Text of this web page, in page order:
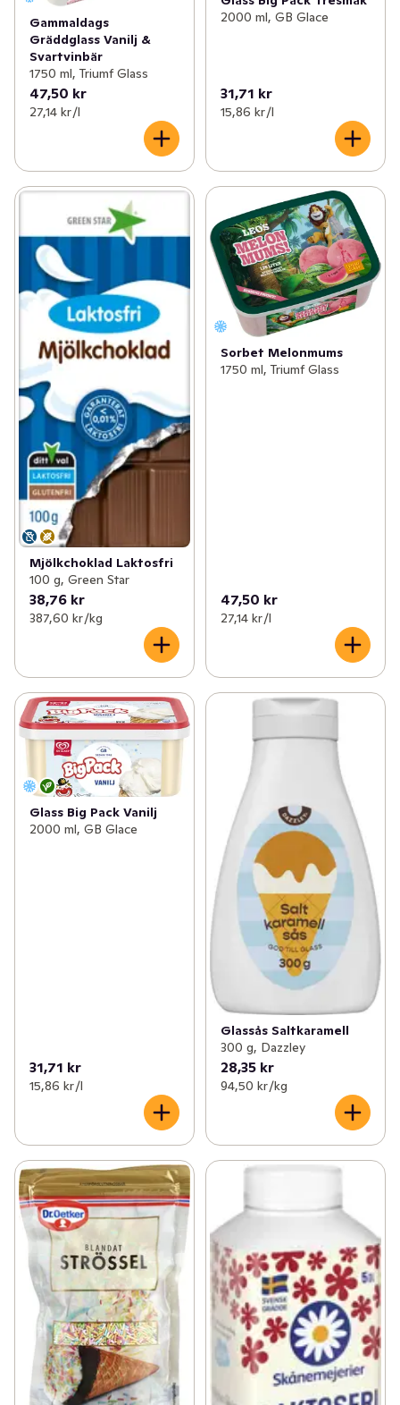
Gammaldags
Gräddglass Vanilj &
Svartvinbär
1750 ml, Triumf Glass
47,50 kr
27,14 kr /l
2000 ml, GB Glace
31,71 kr
15,86 kr /l
Mjölkchoklad Laktosfri
100 g, Green Star
38,76 kr
387,60 kr /kg
Sorbet Melonmums
1750 ml, Triumf Glass
47,50 kr
27,14 kr /l
Glass Big Pack Vanilj
2000 ml, GB Glace
31,71 kr
15,86 kr /l
Glassås Saltkaramell
300 g, Dazzley
28,35 kr
94,50 kr /kg